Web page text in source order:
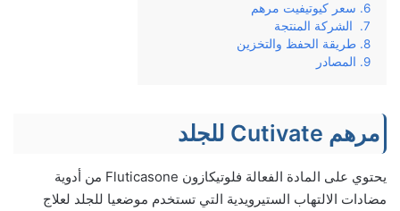
سعر كيوتيفيت مرهم
الشركة المنتجة
طريقة الحفظ والتخزين
المصادر
مرهم Cutivate للجلد
يحتوي على المادة الفعالة فلوتيكازون Fluticasone من أدوية
مضادات الالتهاب الستيرويدية التي تستخدم موضعيا للجلد لعلاج